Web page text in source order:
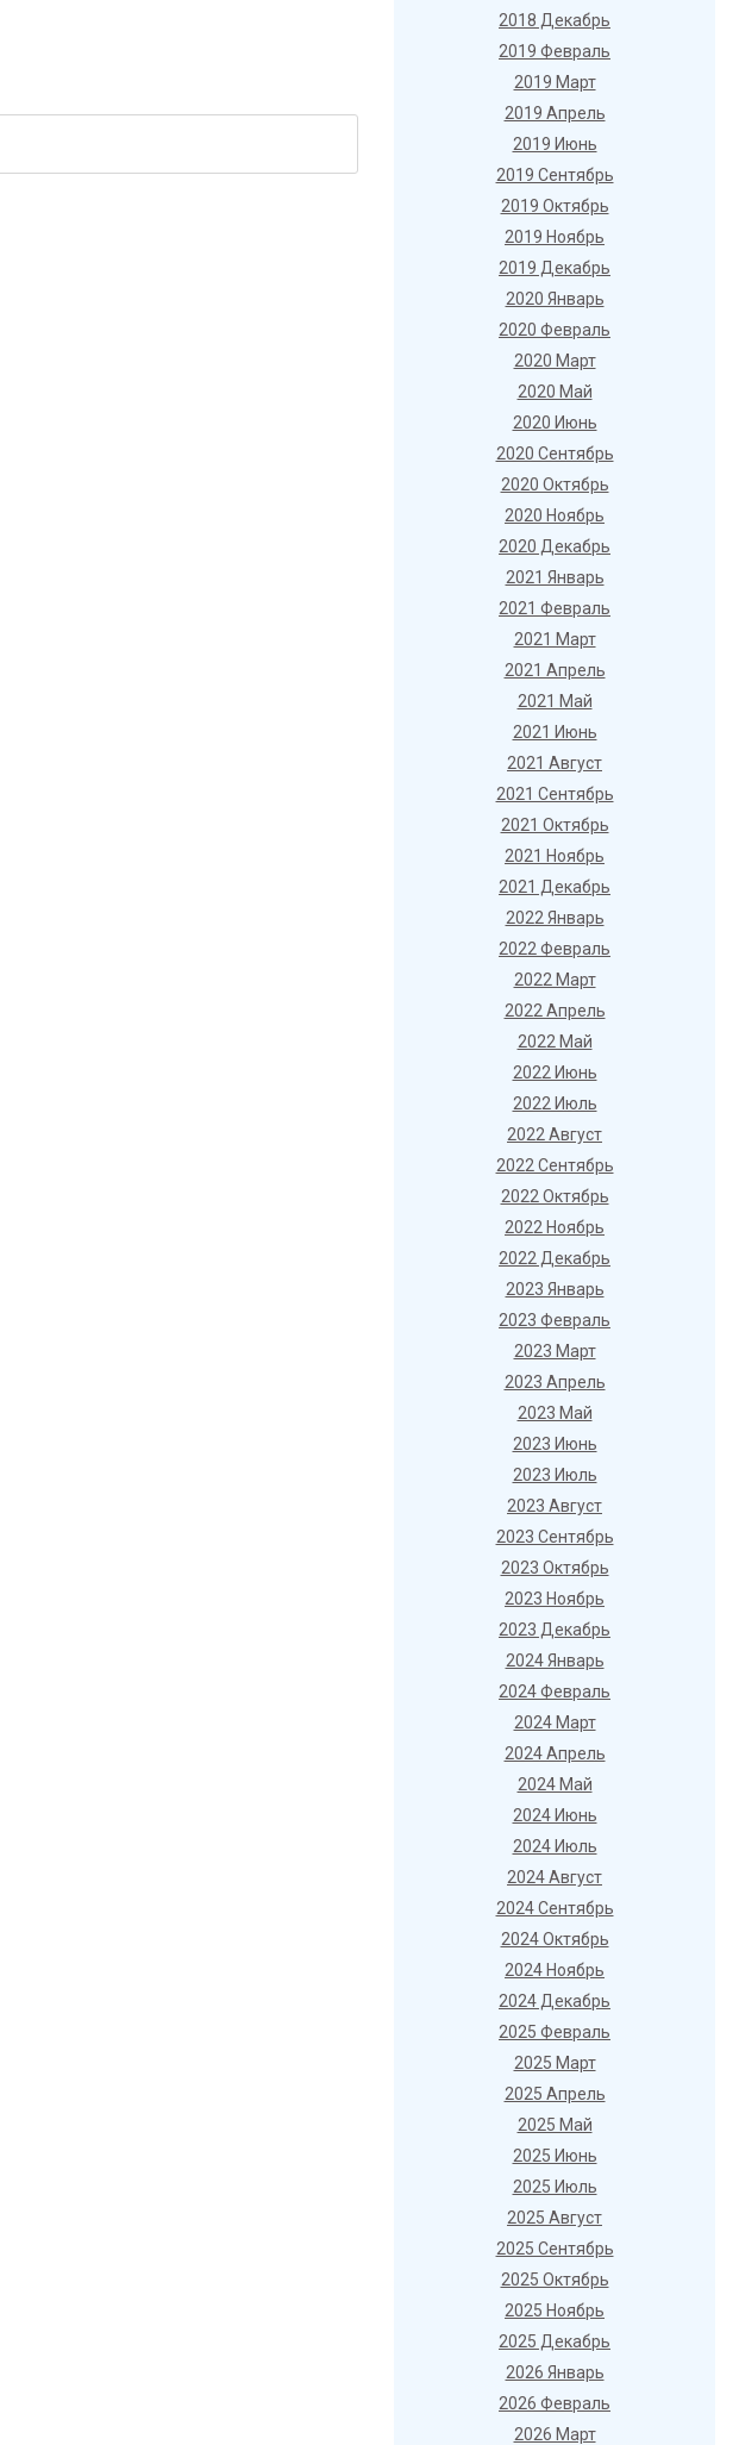
2018 Декабрь
2019 Февраль
2019 Март
2019 Апрель
2019 Июнь
2019 Сентябрь
2019 Октябрь
2019 Ноябрь
2019 Декабрь
2020 Январь
2020 Февраль
2020 Март
2020 Май
2020 Июнь
2020 Сентябрь
2020 Октябрь
2020 Ноябрь
2020 Декабрь
2021 Январь
2021 Февраль
2021 Март
2021 Апрель
2021 Май
2021 Июнь
2021 Август
2021 Сентябрь
2021 Октябрь
2021 Ноябрь
2021 Декабрь
2022 Январь
2022 Февраль
2022 Март
2022 Апрель
2022 Май
2022 Июнь
2022 Июль
2022 Август
2022 Сентябрь
2022 Октябрь
2022 Ноябрь
2022 Декабрь
2023 Январь
2023 Февраль
2023 Март
2023 Апрель
2023 Май
2023 Июнь
2023 Июль
2023 Август
2023 Сентябрь
2023 Октябрь
2023 Ноябрь
2023 Декабрь
2024 Январь
2024 Февраль
2024 Март
2024 Апрель
2024 Май
2024 Июнь
2024 Июль
2024 Август
2024 Сентябрь
2024 Октябрь
2024 Ноябрь
2024 Декабрь
2025 Февраль
2025 Март
2025 Апрель
2025 Май
2025 Июнь
2025 Июль
2025 Август
2025 Сентябрь
2025 Октябрь
2025 Ноябрь
2025 Декабрь
2026 Январь
2026 Февраль
2026 Март